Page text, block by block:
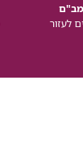
לעזור